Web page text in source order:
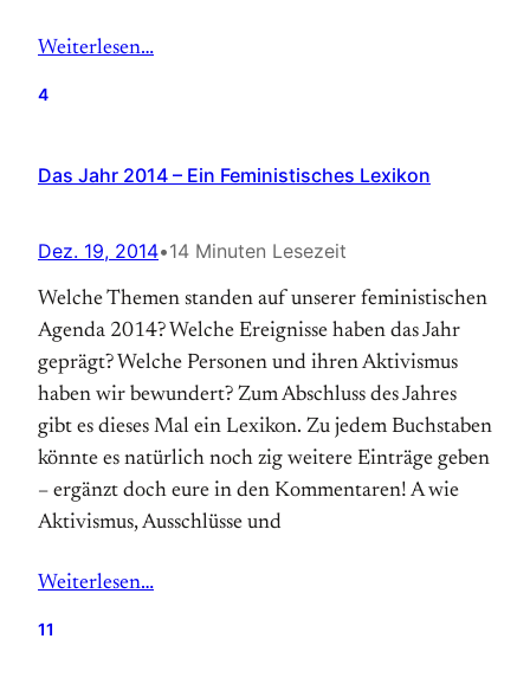
Weiterlesen…
4
Das Jahr 2014 – Ein Feministisches Lexikon
Dez. 19, 2014•14 Minuten Lesezeit
Welche Themen standen auf unserer feministischen
Agenda 2014? Welche Ereignisse haben das Jahr
geprägt? Welche Personen und ihren Aktivismus
haben wir bewundert? Zum Abschluss des Jahres
gibt es dieses Mal ein Lexikon. Zu jedem Buchstaben
könnte es natürlich noch zig weitere Einträge geben
– ergänzt doch eure in den Kommentaren! A wie
Aktivismus, Ausschlüsse und
Weiterlesen…
11